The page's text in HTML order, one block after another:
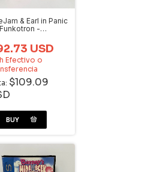
& Earl in Panic
-
USD
Efectivo o
$109.09